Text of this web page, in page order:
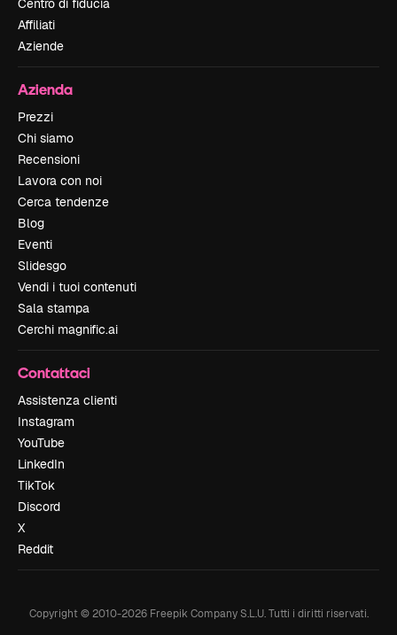
Centro di fiducia
Affiliati
Aziende
Azienda
Prezzi
Chi siamo
Recensioni
Lavora con noi
Cerca tendenze
Blog
Eventi
Slidesgo
Vendi i tuoi contenuti
Sala stampa
Cerchi magnific.ai
Contattaci
Assistenza clienti
Instagram
YouTube
LinkedIn
TikTok
Discord
X
Reddit
Copyright © 2010-2026Freepik Company S.L.U. Tutti i diritti riservati.